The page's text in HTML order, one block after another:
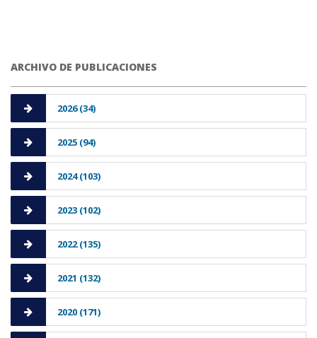
ARCHIVO DE PUBLICACIONES
2026 (34)
2025 (94)
2024 (103)
2023 (102)
2022 (135)
2021 (132)
2020 (171)